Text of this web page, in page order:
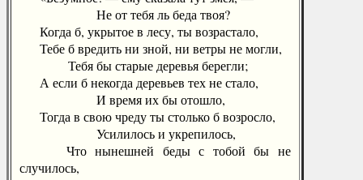
Не от тебя ль беда твоя?
Когда б, укрытое в лесу, ты возрастало,
Тебе б вредить ни зной, ни ветры не могли,
Тебя бы старые деревья берегли;
А если б некогда деревьев тех не стало,
И время их бы отошло,
Тогда в свою чреду ты столько б возросло,
Усилилось и укрепилось,
Что нынешней беды с тобой бы не
случилось,